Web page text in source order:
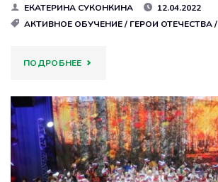
ЕКАТЕРИНА СУКОНКИНА
12.04.2022
АКТИВНОЕ ОБУЧЕНИЕ/ ГЕРОИ ОТЕЧЕСТВА/
ПОДРОБНЕЕ"ВСЕМИРНЫЙ
АВИАЦИИ
И
КОСМОНАВТИКИ"